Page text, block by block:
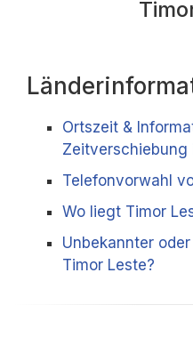
Ortszeit &
Zeitverschiebung
Telefonvorwahl
Wo liegt Timor
Unbekannter
Timor Leste?